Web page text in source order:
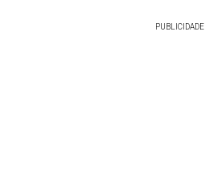
PUBLICIDADE